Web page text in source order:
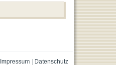
Impressum| Datenschutz